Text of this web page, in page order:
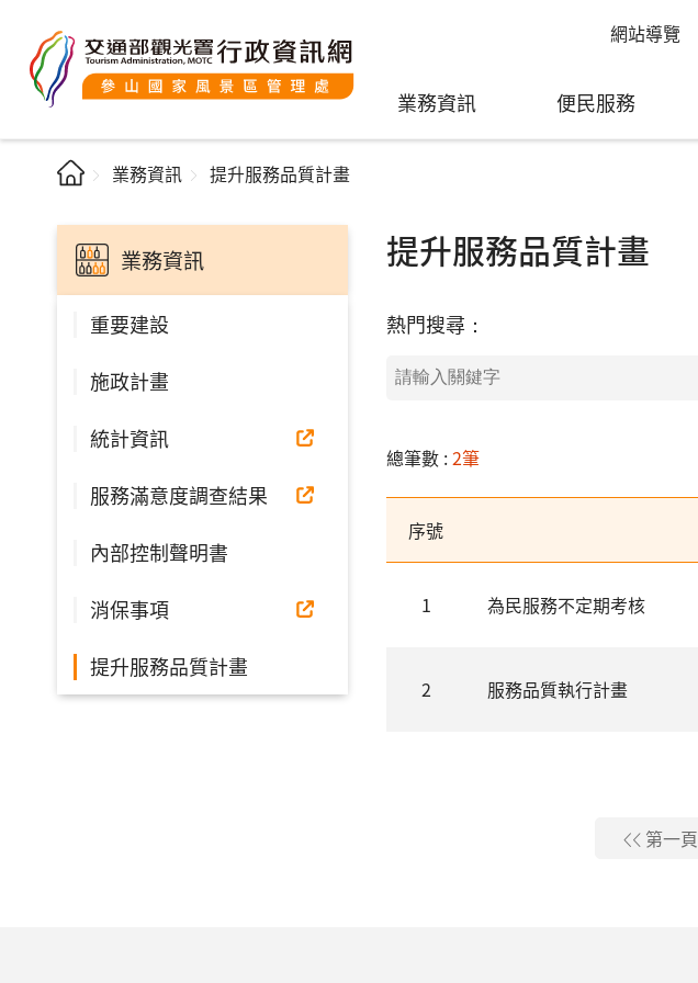
網站導覽
業務資訊 便民服務
業務資訊 提升服務品質計畫
業務資訊
重要建設
施政計畫
統計資訊
服務滿意度調查結果
內部控制聲明書
消保事項
提升服務品質計畫
提升服務品質計畫
熱門搜尋：
總筆數 :2筆
序號
1 為民服務不定期考核
2 服務品質執行計畫
第一頁